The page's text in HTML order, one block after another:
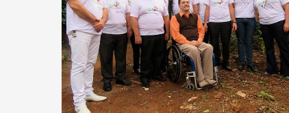
projeto
de
criação
de
horta
em